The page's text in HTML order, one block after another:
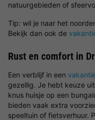
natuurgebieden of
Tip: wil je naar het
Bekijk dan ook de
Rust en comfort in
Een verblijf in een
gezellig. Je hebt keuze
knus huisje op een
bieden vaak extra
speeltuin of fietsverhuur.